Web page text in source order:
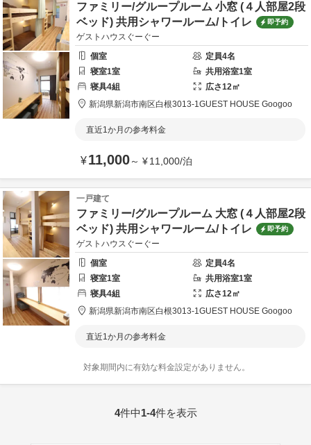
ファミリー/グループルーム 小窓 (４人部屋2段
ベッド) 共用シャワールーム/トイレ
即予約
ゲストハウスぐーぐー
個室
定員4名
寝室1室 共用浴室1室
寝具4組 広さ12㎡
新潟県新潟市南区白根3013-1GUEST HOUSE Googoo
直近1か月の参考料金
¥11,000～ ¥11,000/泊
一戸建て
ファミリー/グループルーム 大窓 (４人部屋2段
ベッド) 共用シャワールーム/トイレ
即予約
ゲストハウスぐーぐー
個室
定員4名
寝室1室 共用浴室1室
寝具4組 広さ12㎡
新潟県新潟市南区白根3013-1GUEST HOUSE Googoo
直近1か月の参考料金
対象期間内に有効な料金設定がありません。
4件中1-4件を表示